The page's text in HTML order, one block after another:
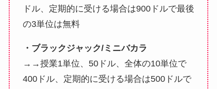
ドル、定期的に受ける場合は900ドルで最後
の3単位は無料
・ブラックジャック/ミニバカラ
→→授業1単位、50ドル、全体の10単位で
400ドル、定期的に受ける場合は500ドルで